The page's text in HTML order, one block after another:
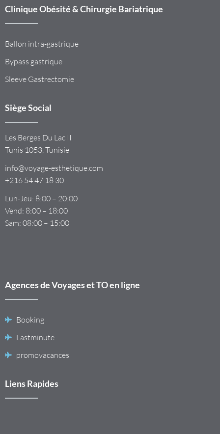
Clinique Obésité & Chirurgie Bariatrique
Ballon intra-gastrique
Bypass gastrique
Sleeve Gastrectomie
Siège Social
Les Berges Du Lac II
Tunis 1053, Tunisie
info@voyage-esthetique.com
+216 54 47 18 30
Lun-Jeu: 8:00 – 20:00
Vend: 8:00 – 18:00
Sam: 08:00 – 15:00
Agences de Voyages et TO en ligne
Booking
Lastminute
promovacances
Liens Rapides